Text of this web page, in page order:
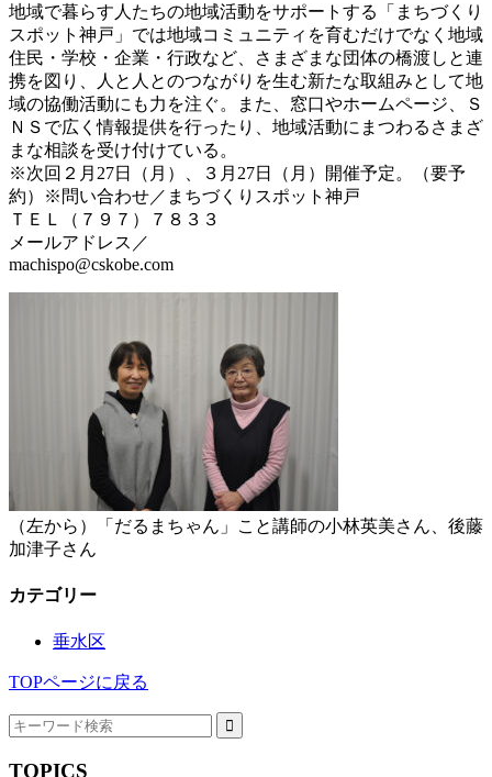
地域で暮らす人たちの地域活動をサポートする「まちづくり
スポット神戸」では地域コミュニティを育むだけでなく地域
住民・学校・企業・行政など、さまざまな団体の橋渡しと連
携を図り、人と人とのつながりを生む新たな取組みとして地
域の協働活動にも力を注ぐ。また、窓口やホームページ、Ｓ
ＮＳで広く情報提供を行ったり、地域活動にまつわるさまざ
まな相談を受け付けている。
※次回２月27日（月）、３月27日（月）開催予定。（要予
約）※問い合わせ／まちづくりスポット神戸
ＴＥＬ（７９７）７８３３
メールアドレス／
machispo@cskobe.com
（左から）「だるまちゃん」こと講師の小林英美さん、後藤
加津子さん
カテゴリー
垂水区
TOPページに戻る
TOPICS